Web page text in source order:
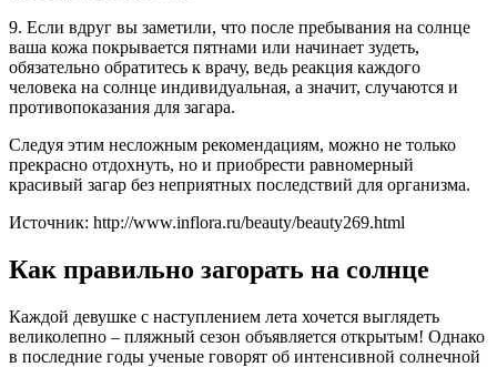
9. Если вдруг вы заметили, что после пребывания на солнце
ваша кожа покрывается пятнами или начинает зудеть,
обязательно обратитесь к врачу, ведь реакция каждого
человека на солнце индивидуальная, а значит, случаются и
противопоказания для загара.
Следуя этим несложным рекомендациям, можно не только
прекрасно отдохнуть, но и приобрести равномерный
красивый загар без неприятных последствий для организма.
Источник: http://www.inflora.ru/beauty/beauty269.html
Как правильно загорать на солнце
Каждой девушке с наступлением лета хочется выглядеть
великолепно – пляжный сезон объявляется открытым! Однако
в последние годы ученые говорят об интенсивной солнечной